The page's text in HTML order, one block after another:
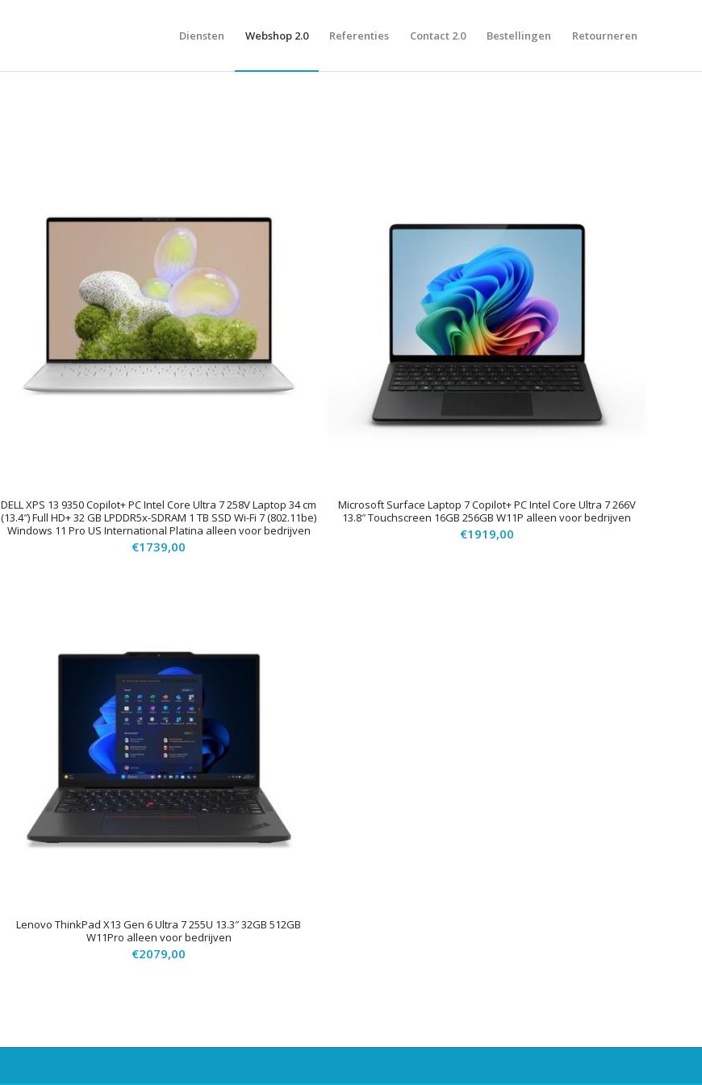
Diensten Webshop 2.0 Referenties Contact 2.0 Bestellingen Retourneren
DELL XPS 13 9350 Copilot+ PC Intel Core Ultra 7 258V Laptop 34 cm
(13.4″) Full HD+ 32 GB LPDDR5x-SDRAM 1 TB SSD Wi-Fi 7 (802.11be)
Windows 11 Pro US International Platina alleen voor bedrijven
€1739,00
Microsoft Surface Laptop 7 Copilot+ PC Intel Core Ultra 7 266V
13.8″ Touchscreen 16GB 256GB W11P alleen voor bedrijven
€1919,00
Lenovo ThinkPad X13 Gen 6 Ultra 7 255U 13.3″ 32GB 512GB
W11Pro alleen voor bedrijven
€2079,00